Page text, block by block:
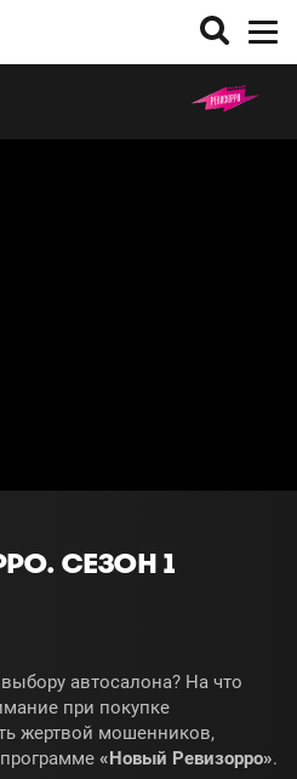
СЕЗОН 1
автосалона? На что
при покупке
жертвой мошенников,
«Новый Ревизорро».